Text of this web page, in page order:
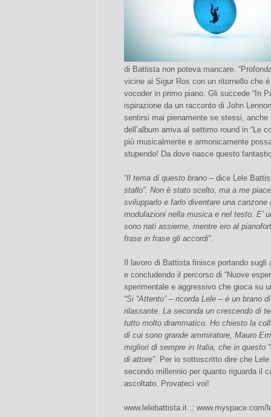
di Battista non poteva mancare.
vicine ai Sigur Ros con un ritornello che
vocoder in primo piano. Gli succede “In
ispirazione da un racconto di John
sentirsi mai pienamente se stessi,
dell’album arriva al settimo round in “Le
più musicalmente e armonicamente
stupendo! Da dove nasce questo
“Il tema di questo brano – dice Lele
stallo”. Non è stato scelto, ma a me
svilupparlo e farlo diventare una
modulazioni nella musica e nel testo. E’
sono nati assieme, mentre ero al
frase in frase gli accordi”.
Il lavoro di Battista finisce portando
e concludendo il percorso di “Nuove
sperimentale e aggressivo che gioca su
“Si “Attento” – ricorda Lele – è un brano
rilassante. La seconda un crescendo di
tutto molto drammatico. Ho chiesto la
di cui sono grande ammiratore, Mauro
migliori di sempre in Italia, che in questo
di attore”. Per io sottoscritto dire che
secondo millennio per quanto riguarda il
ascoltato. Provateci voi!
www.lelebattista.it :: www.myspace.com/